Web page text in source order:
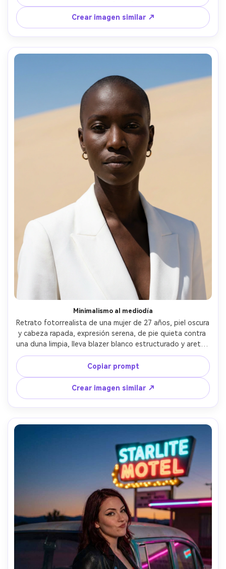
Láctea, linterna como luz principal con brillo cálido suave,
relleno nocturno frío, Sony A7S III, 35mm f/1.4, encuadre
de medio cuerpo, ángulo íntimo, gradación azul naranja
cinematográfica, textura natural de la piel, claridad sin
ruido, alta resolución --ar 4:5
Crear imagen similar ↗
Minimalismo al mediodía
Retrato fotorrealista de una mujer de 27 años, piel oscura
y cabeza rapada, expresión serena, de pie quieta contra
una duna limpia, lleva blazer blanco estructurado y aretes
mínimos, sol duro de mediodía con sombras marcadas
modelando el rostro, Phase One IQ4, 80mm f/2.8,
encuadre apretado de cintura hacia arriba, espacio
negativo, mood editorial moderno, brillos exactos, piel
realista porosa, enfoque nítido, alta resolución --ar 4:5
Copiar prompt
Crear imagen similar ↗